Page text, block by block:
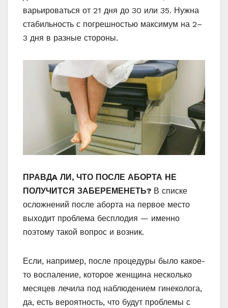
варьироваться от 21 дня до 30 или 35. Нужна
стабильность с погрешностью максимум на 2–
3 дня в разные стороны.
ПРАВДA ЛИ, ЧТО ПОСЛЕ АБОРТА НЕ
ПОЛУЧИТСЯ ЗАБЕРЕМЕНЕТЬ? В списке
осложнений после аборта на первое место
выходит проблема бесплодия — именно
поэтому такой вопрос и возник.
Если, например, после процедуры было какое-
то воспаление, которое женщина несколько
месяцев лечила под наблюдением гинеколога,
да, есть вероятность, что будут проблемы с